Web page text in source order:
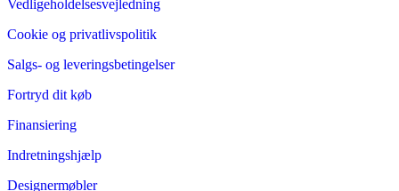
Vedligeholdelsesvejledning
Cookie og privatlivspolitik
Salgs- og leveringsbetingelser
Fortryd dit køb
Finansiering
Indretningshjælp
Designermøbler